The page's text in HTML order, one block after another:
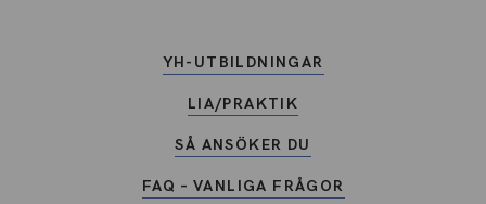
YH-UTBILDNINGAR
LIA/PRAKTIK
SÅ ANSÖKER DU
FAQ – VANLIGA FRÅGOR